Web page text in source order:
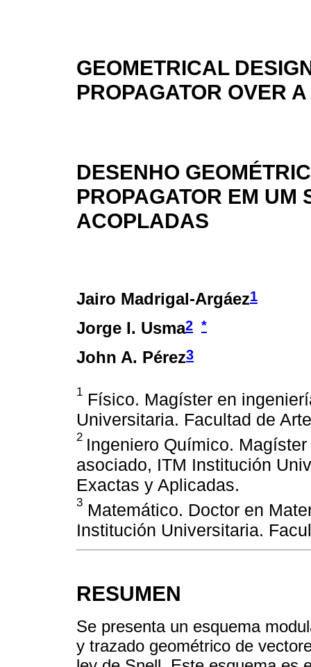
GEOMETRICAL
PROPAGATOR OVER
DESENHO
PROPAGATOR EM UM
ACOPLADAS
Jairo Madrigal-Argáez1
Jorge I. Usma2 *
John A. Pérez3
1 Físico. Magíster en
Universitaria. Facultad de
2 Ingeniero Químico.
asociado, ITM Institución
Exactas y Aplicadas.
3 Matemático. Doctor en
Institución Universitaria.
RESUMEN
Se presenta un esquema
y trazado geométrico de